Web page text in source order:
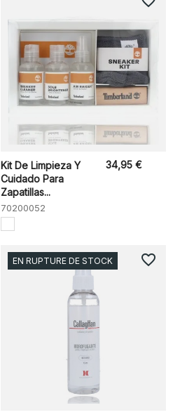
Kit De Limpieza Y
Cuidado Para
Zapatillas...
70200052
34,95 €
EN RUPTURE DE STOCK favorite_border